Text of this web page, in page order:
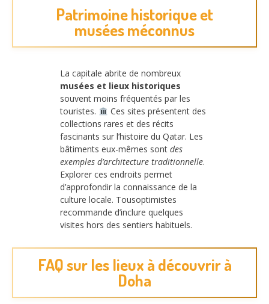
Patrimoine historique et
musées méconnus
La capitale abrite de nombreux
musées et lieux historiques
souvent moins fréquentés par les
touristes.
Ces sites présentent des
collections rares et des récits
fascinants sur l’histoire du Qatar. Les
bâtiments eux-mêmes sont des
exemples d’architecture traditionnelle.
Explorer ces endroits permet
d’approfondir la connaissance de la
culture locale. Tousoptimistes
recommande d’inclure quelques
visites hors des sentiers habituels.
FAQ sur les lieux à découvrir à
Doha